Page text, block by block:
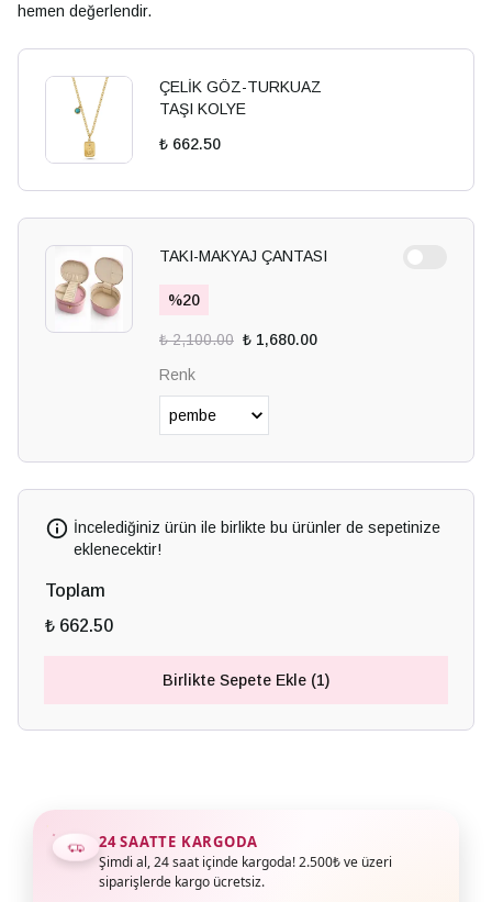
hemen değerlendir.
ÇELİK GÖZ-TURKUAZ
TAŞI KOLYE
₺ 662.50
TAKI-MAKYAJ ÇANTASI
%20
₺ 2,100.00 ₺ 1,680.00
Renk
İncelediğiniz ürün ile birlikte bu ürünler de sepetinize
eklenecektir!
Toplam
₺ 662.50
Birlikte Sepete Ekle (1)
24 SAATTE KARGODA
Şimdi al, 24 saat içinde kargoda! 2.500₺ ve üzeri
siparişlerde kargo ücretsiz.